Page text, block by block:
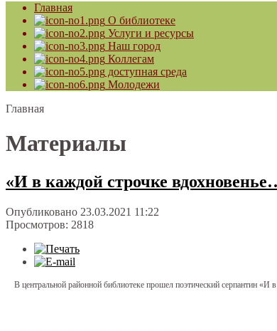
Главная
О библиотеке
Услуги и ресурсы
Наш город
Коллегам
доступная среда
Молодежи
Главная
Материалы
«И в каждой строчке
Опубликовано 23.03.2021 11:22
Просмотров: 2818
В центральной районной библиотеке прошел поэтический серпантин